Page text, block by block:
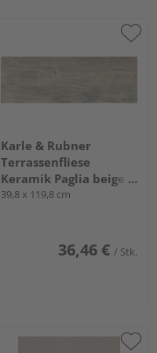
Karle & Rubner
Terrassenfliese
Keramik Paglia beige
glatt TERRACON® - 20
39,8 x 119,8 cm
36,46 € / Stk.